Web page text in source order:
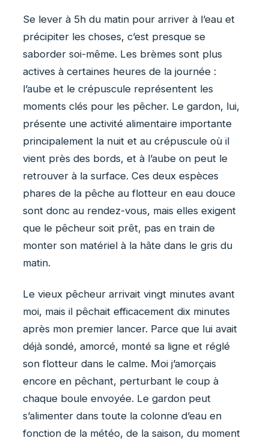
Se lever à 5h du matin pour arriver à l’eau et
précipiter les choses, c’est presque se
saborder soi-même. Les brèmes sont plus
actives à certaines heures de la journée :
l’aube et le crépuscule représentent les
moments clés pour les pêcher. Le gardon, lui,
présente une activité alimentaire importante
principalement la nuit et au crépuscule où il
vient près des bords, et à l’aube on peut le
retrouver à la surface. Ces deux espèces
phares de la pêche au flotteur en eau douce
sont donc au rendez-vous, mais elles exigent
que le pêcheur soit prêt, pas en train de
monter son matériel à la hâte dans le gris du
matin.
Le vieux pêcheur arrivait vingt minutes avant
moi, mais il pêchait efficacement dix minutes
après mon premier lancer. Parce que lui avait
déjà sondé, amorcé, monté sa ligne et réglé
son flotteur dans le calme. Moi j’amorçais
encore en pêchant, perturbant le coup à
chaque boule envoyée. Le gardon peut
s’alimenter dans toute la colonne d’eau en
fonction de la météo, de la saison, du moment